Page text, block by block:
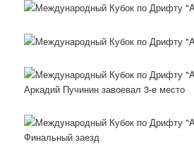
Аркадий Пучинин завоевал 3-е место
Финальный заезд